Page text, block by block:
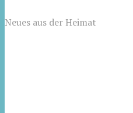
Neues aus der Heimat